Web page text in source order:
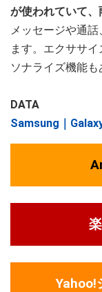
が使われていて、
メッセージや通
ます。エクササ
ソナライズ機能も
DATA
Samsung｜
Yahoo!